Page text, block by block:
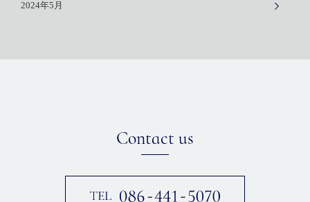
2024年5月
Contact us